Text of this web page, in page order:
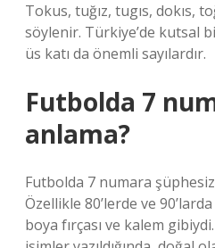
Tokus, tuğız, tugıs, dokıs,
söylenir. Türkiye’de kutsal
üs katı da önemli sayılardır.
Futbolda 7
anlama?
Futbolda 7 numara
Özellikle 80’lerde ve
boya fırçası ve kalem